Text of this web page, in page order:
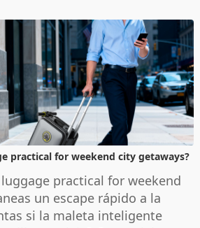
practical for weekend city getaways?
practical for weekend
un escape rápido a la
si la maleta inteligente